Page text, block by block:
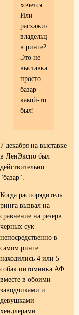
хочется
Или
расхаживающих
владельцев
в ринге?
Это не
выставка,а
просто
базар
какой-то
был!
7 декабря на выставке
в ЛенЭкспо был
действительно
"базар".
Когда распорядитель
ринга вызвал на
сравнение на резерв
черных сук
непосредственно в
самом ринге
находились 4 или 5
собак питомника АФ
вместе в обоими
заводчиками и
девушками-
хендлерами.